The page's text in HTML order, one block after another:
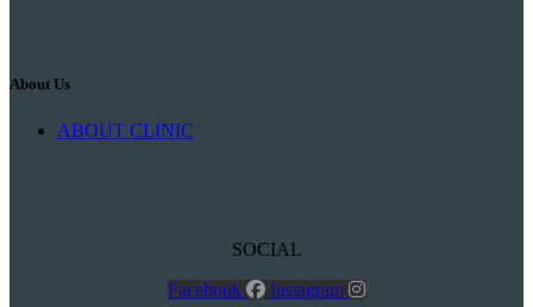
About Us
ABOUT CLINIC
SOCIAL
Facebook
Instagram